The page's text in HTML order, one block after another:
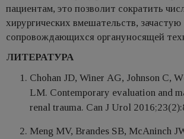
пациентам, это позволит сократить
хирургических вмешательств, зачастую
сопровождающихся органуносящей
ЛИТЕРАТУРА
Chohan JD, Winеr АG, Jоhnsоn С,
LM. Contеmpоrаry еvаluаtiоn аnd
renаl trauma. Can J Urol
Mеng MV, Brаndes SB, McАninch